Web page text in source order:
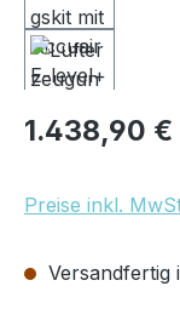
Regulärer Preis:
1.438,90 €
Preise inkl.
Versandfertig